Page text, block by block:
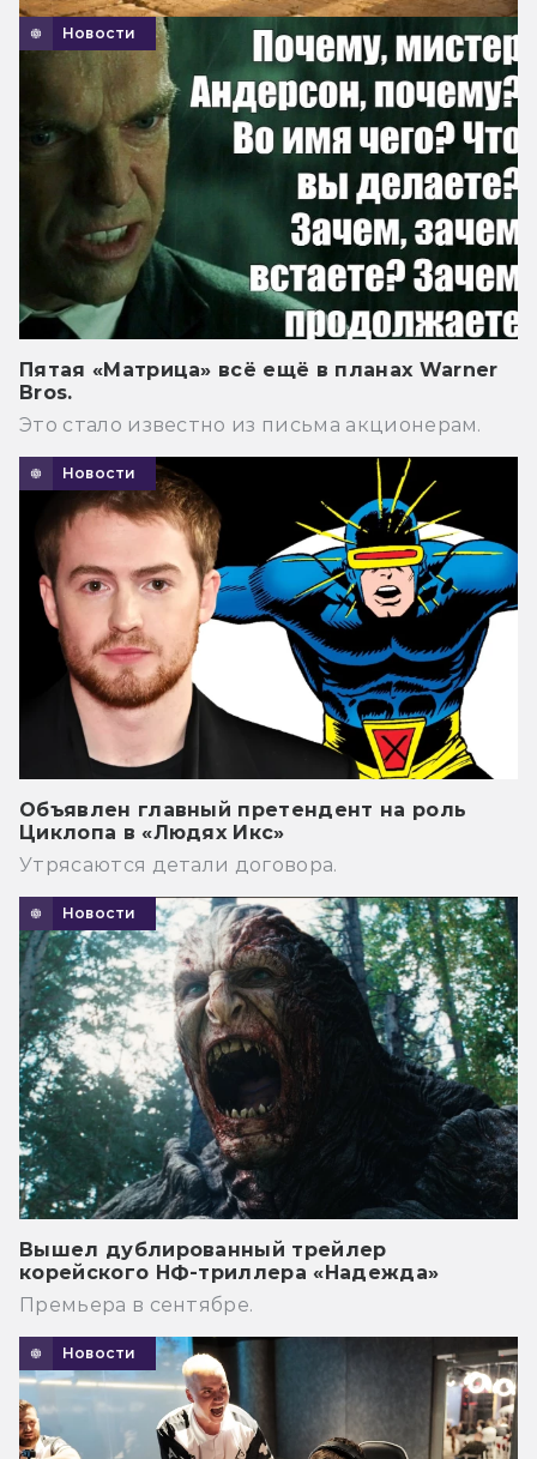
Новости
Пятая «Матрица» всё ещё в планах Warner
Bros.
Это стало известно из письма акционерам.
Новости
Объявлен главный претендент на роль
Циклопа в «Людях Икс»
Утрясаются детали договора.
Новости
Вышел дублированный трейлер
корейского НФ-триллера «Надежда»
Премьера в сентябре.
Новости